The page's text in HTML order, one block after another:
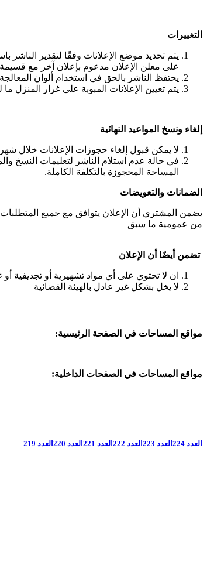
التغييرات
يتم تحديد موضع الإعلانات وفقًا لتقدير
على معلن الإعلان مدعوم بإعلان آخر مع
يحتفظ الناشر بالحق في استخدام ألوان
يتم تعيين الإعلانات المبوبة على غرار المنزل
إلغاء ونسخ المواعيد النهائية
لا يمكن قبول إلغاء حجوزات الإعلانات خلال شهر
في حالة عدم استلام الناشر لتعليمات النسخ
المساحة المحجوزة بالتكلفة الكاملة.
الضمانات والتعويضات
يضمن المشتري أن الإعلان يتوافق مع جميع المتطلبات
من عمومية ما سبق
تضمن أيضًا أن الإعلان
ان لا تحتوي على أي مواد تشهيرية أو تجديفية أو
لا يخل بشكل غير عادل بالهيئة القضائية
مواقع المساحات في الصفحة الرئيسية:
مواقع المساحات في الصفحات الداخلية:
العدد 224 العدد 223 العدد 222 العدد 221 العدد 220 العدد 219